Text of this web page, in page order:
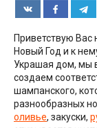
Приветствую Вас
Новый Год и к
Украшая дом, мы
создаем
шампанского,
разнообразных
оливье, закуски,